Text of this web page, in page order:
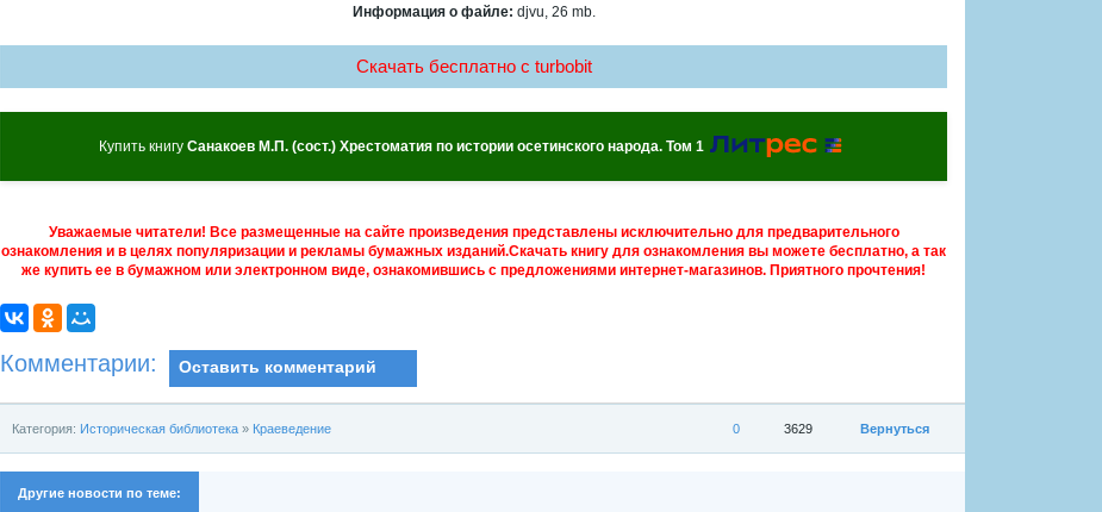
Информация о файле: djvu, 26 mb.
Скачать бесплатно c turbobit
Купить книгуСанакоев М.П. (сост.) Хрестоматия по истории осетинского народа. Том 1
Уважаемые читатели! Все размещенные на сайте произведения представлены исключительно для предварительного
ознакомления и в целях популяризации и рекламы бумажных изданий.Скачать книгу для ознакомления вы можете бесплатно, а так
же купить ее в бумажном или электронном виде, ознакомившись с предложениями интернет-магазинов. Приятного прочтения!
Комментарии: Оставить комментарий
Вернуться
3629
0
Категория: Историческая библиотека » Краеведение
Другие новости по теме: